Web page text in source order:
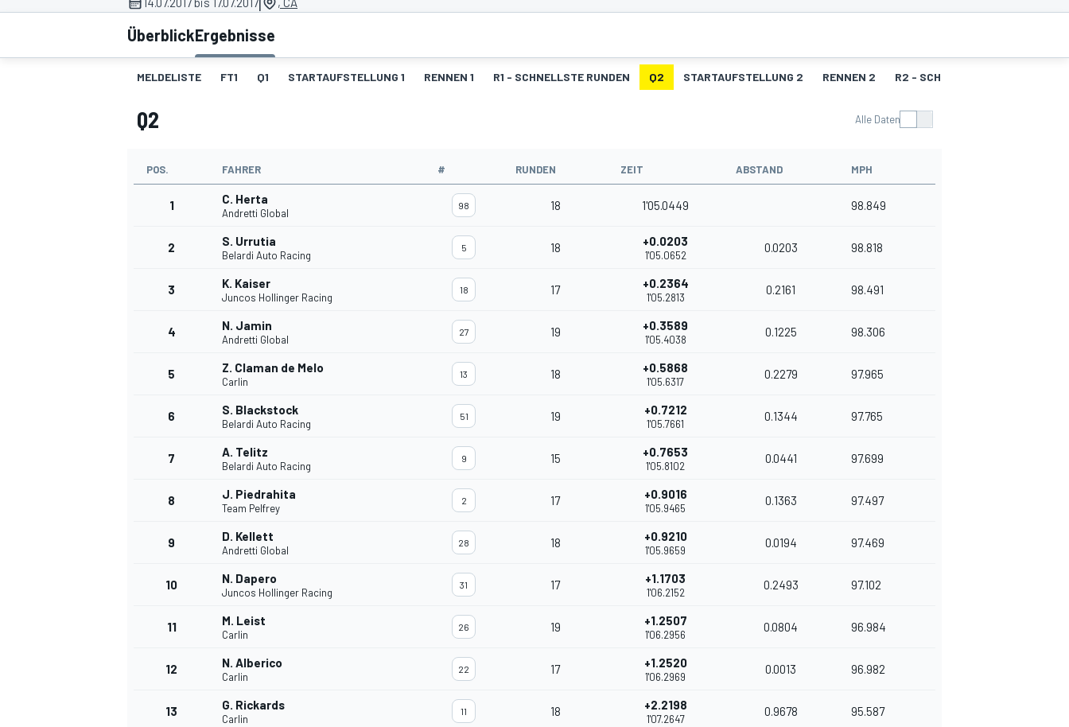
ÜberblickErgebnisse
MELDELISTE FT1 Q1 STARTAUFSTELLUNG 1 RENNEN 1 R1 - SCHNELLSTE RUNDEN Q2 STARTAUFSTELLUNG 2 RENNEN 2 R2 - SCHNELLSTE RUNDEN
Q2 Alle Daten
POS. FAHRER # RUNDEN ZEIT ABSTAND MPH
1 C. Herta
Andretti Global
98 18 1'05.0449 98.849
2 S. Urrutia
Belardi Auto Racing
5 18 +0.0203
1'05.0652
0.0203 98.818
3 K. Kaiser
Juncos Hollinger Racing
18 17 +0.2364
1'05.2813
0.2161 98.491
4 N. Jamin
Andretti Global
27 19 +0.3589
1'05.4038
0.1225 98.306
5 Z. Claman de Melo
Carlin
13 18 +0.5868
1'05.6317
0.2279 97.965
6 S. Blackstock
Belardi Auto Racing
51 19 +0.7212
1'05.7661
0.1344 97.765
7 A. Telitz
Belardi Auto Racing
9 15 +0.7653
1'05.8102
0.0441 97.699
8 J. Piedrahita
Team Pelfrey
2 17 +0.9016
1'05.9465
0.1363 97.497
9 D. Kellett
Andretti Global
28 18 +0.9210
1'05.9659
0.0194 97.469
10 N. Dapero
Juncos Hollinger Racing
31 17 +1.1703
1'06.2152
0.2493 97.102
11 M. Leist
Carlin
26 19 +1.2507
1'06.2956
0.0804 96.984
12 N. Alberico
Carlin
22 17 +1.2520
1'06.2969
0.0013 96.982
13 G. Rickards
Carlin
11 18 +2.2198
1'07.2647
0.9678 95.587